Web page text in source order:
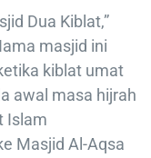
Dua Kiblat,”
masjid ini
kiblat umat
awal masa hijrah
Islam
Masjid Al-Aqsa